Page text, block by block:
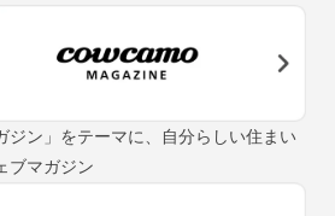
ジン」をテーマに、自分らしい住まい
ブマガジン